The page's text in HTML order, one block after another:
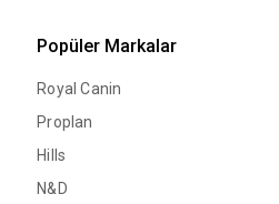
Popüler Markalar
Royal Canin
Proplan
Hills
N&D